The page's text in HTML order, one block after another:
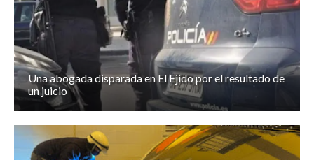
Una abogada disparada en El Ejido por el resultado de
un juicio